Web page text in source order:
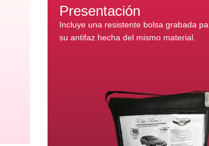
Presentación
Incluye una resistente bolsa grabada
su antifaz hecha del mismo material.